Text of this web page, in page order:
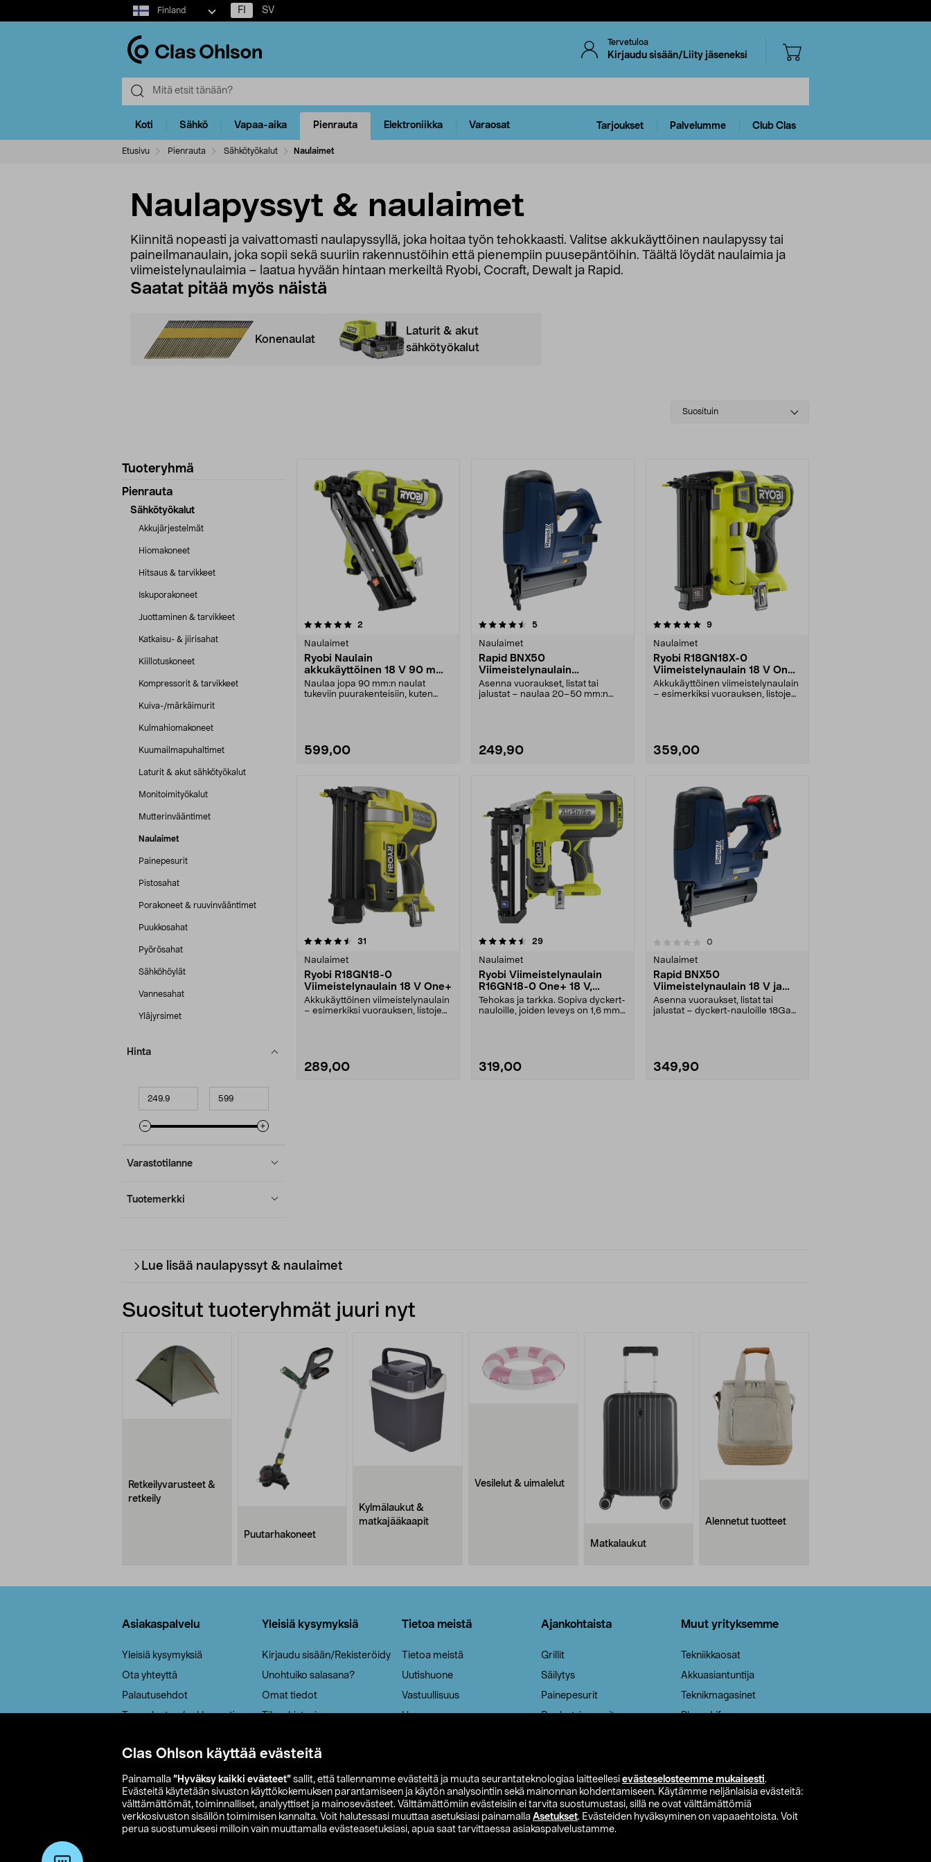
Clas Ohlson käyttää evästeitä
Painamalla ”Hyväksy kaikki evästeet” sallit, että tallennamme evästeitä ja muuta seurantateknologiaa laitteellesi evästeselosteemme mukaisesti.
Evästeitä käytetään sivuston käyttökokemuksen parantamiseen ja käytön analysointiin sekä mainonnan kohdentamiseen. Käytämme neljänlaisia evästeitä:
välttämättömät, toiminnalliset, analyyttiset ja mainosevästeet. Välttämättömiin evästeisiin ei tarvita suostumustasi, sillä ne ovat välttämättömiä
verkkosivuston sisällön toimimisen kannalta. Voit halutessasi muuttaa asetuksiasi painamalla Asetukset. Evästeiden hyväksyminen on vapaaehtoista. Voit
perua suostumuksesi milloin vain muuttamalla evästeasetuksiasi, apua saat tarvittaessa asiakaspalvelustamme.
Select
market
Finland FI SV
Tervetuloa
Kirjaudu sisään/Liity jäseneksi
Koti Sähkö Vapaa-aika Pienrauta Elektroniikka Varaosat Tarjoukset Palvelumme Club Clas
Etusivu Pienrauta Sähkötyökalut Naulaimet
Naulapyssyt & naulaimet
Kiinnitä nopeasti ja vaivattomasti naulapyssyllä, joka hoitaa työn tehokkaasti. Valitse akkukäyttöinen naulapyssy tai
paineilmanaulain, joka sopii sekä suuriin rakennustöihin että pienempiin puusepäntöihin. Täältä löydät naulaimia ja
viimeistelynaulaimia – laatua hyvään hintaan merkeiltä Ryobi, Cocraft, Dewalt ja Rapid.
Saatat pitää myös näistä
Konenaulat
Laturit & akut
sähkötyökalut
Select
Suosituin
Tarkenna
tuotetietoja
Tuoteryhmä
Pienrauta
Sähkötyökalut
Akkujärjestelmät
Hiomakoneet
Hitsaus & tarvikkeet
Iskuporakoneet
Juottaminen & tarvikkeet
Katkaisu- & jiirisahat
Kiillotuskoneet
Kompressorit & tarvikkeet
Kuiva-/märkäimurit
Kulmahiomakoneet
Kuumailmapuhaltimet
Laturit & akut sähkötyökalut
Monitoimityökalut
Mutterinvääntimet
Naulaimet
Painepesurit
Pistosahat
Porakoneet & ruuvinvääntimet
Puukkosahat
Pyörösahat
Sähköhöylät
Vannesahat
Yläjyrsimet
Hinta
Varastotilanne
Tuotemerkki
Tuotteet
2
Naulaimet
Ryobi Naulain
akkukäyttöinen 18 V 90 mm
RFN1834X
Naulaa jopa 90 mm:n naulat
tukeviin puurakenteisiin, kuten
599,00
4.5 viidestä
5arvostelut
Naulaimet
Rapid BNX50
Viimeistelynaulain
akkukäyttöinen 18 V
Asenna vuoraukset, listat tai
jalustat – naulaa 20–50 mm:n
249,90
5.0 viidestä
9arvostelut
Naulaimet
Ryobi R18GN18X-0
Viimeistelynaulain 18 V One+
HP
Akkukäyttöinen viimeistelynaulain
– esimerkiksi vuorauksen, listojen
359,00
31
Naulaimet
Ryobi R18GN18-0
Viimeistelynaulain 18 V One+
Akkukäyttöinen viimeistelynaulain
– esimerkiksi vuorauksen, listojen
289,00
4.5 viidestä
29arvostelut
Naulaimet
Ryobi Viimeistelynaulain
R16GN18-0 One+ 18 V,
akkukäyttöinen
Tehokas ja tarkka. Sopiva dyckert-
nauloille, joiden leveys on 1,6 mm
319,00
0.0 viidestä
0
Naulaimet
Rapid BNX50
Viimeistelynaulain 18 V ja
akku
Asenna vuoraukset, listat tai
jalustat – dyckert-nauloille 18Ga
349,90
Lue lisää naulapyssyt & naulaimet
Suositut tuoteryhmät juuri nyt
Retkeilyvarusteet &
retkeily
Puutarhakoneet
Kylmälaukut &
matkajääkaapit
Vesilelut & uimalelut
Matkalaukut
Alennetut tuotteet
Asiakaspalvelu
Yleisiä kysymyksiä
Ota yhteyttä
Palautusehdot
Tee palautus / reklamaatio
Toimitustavat
Saavutettavuus
Yleisiä kysymyksiä
Kirjaudu sisään/Rekisteröidy
Unohtuiko salasana?
Omat tiedot
Tilaushistoria
Tietoa meistä
Tietoa meistä
Uutishuone
Vastuullisuus
Ura
Ajankohtaista
Grillit
Säilytys
Painepesurit
Ruohotrimmerit
Muut yrityksemme
Tekniikkaosat
Akkuasiantuntija
Teknikmagasinet
PhoneLife